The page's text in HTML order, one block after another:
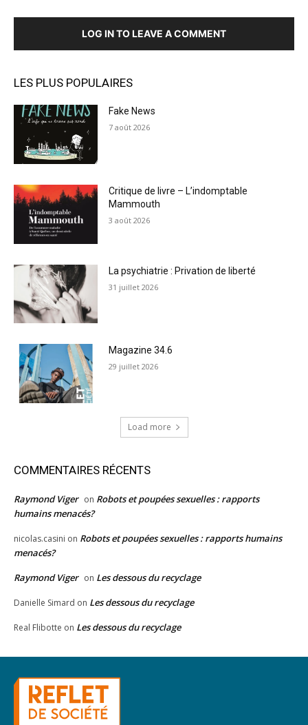
LOG IN TO LEAVE A COMMENT
LES PLUS POPULAIRES
Fake News
7 août 2026
Critique de livre – L’indomptable
Mammouth
3 août 2026
La psychiatrie : Privation de liberté
31 juillet 2026
Magazine 34.6
29 juillet 2026
Load more
COMMENTAIRES RÉCENTS
Raymond Viger on Robots et poupées sexuelles : rapports
humains menacés?
nicolas.casini on Robots et poupées sexuelles : rapports humains
menacés?
Raymond Viger on Les dessous du recyclage
Danielle Simard on Les dessous du recyclage
Real Flibotte on Les dessous du recyclage